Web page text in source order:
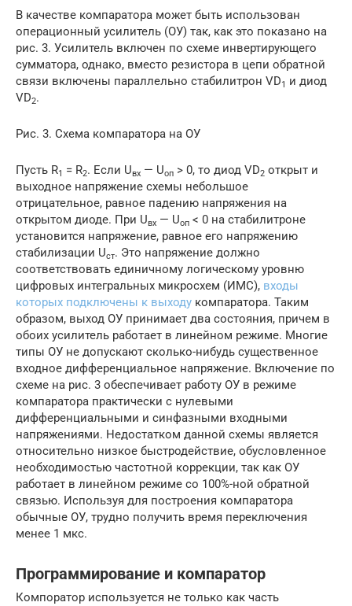
В качестве компаратора может быть использован
операционный усилитель (ОУ) так, как это показано на
рис. 3. Усилитель включен по схеме инвертирующего
сумматора, однако, вместо резистора в цепи обратной
связи включены параллельно стабилитрон VD1
и диод
VD2.
Рис. 3. Схема компаратора на ОУ
Пусть R1 = R2. Если Uвх — Uоп > 0, то диод VD2 открыт и
выходное напряжение схемы небольшое
отрицательное, равное падению напряжения на
открытом диоде. При Uвх — Uоп < 0 на стабилитроне
установится напряжение, равное его напряжению
стабилизации Uст. Это напряжение должно
соответствовать единичному логическому уровню
цифровых интегральных микросхем (ИМС), входы
которых подключены к выходу компаратора. Таким
образом, выход ОУ принимает два состояния, причем в
обоих усилитель работает в линейном режиме. Многие
типы ОУ не допускают сколько-нибудь существенное
входное дифференциальное напряжение. Включение по
схеме на рис. 3 обеспечивает работу ОУ в режиме
компаратора практически с нулевыми
дифференциальными и синфазными входными
напряжениями. Недостатком данной схемы является
относительно низкое быстродействие, обусловленное
необходимостью частотной коррекции, так как ОУ
работает в линейном режиме со 100%-ной обратной
связью. Используя для построения компаратора
обычные ОУ, трудно получить время переключения
менее 1 мкс.
Программирование и компаратор
Компоратор используется не только как часть